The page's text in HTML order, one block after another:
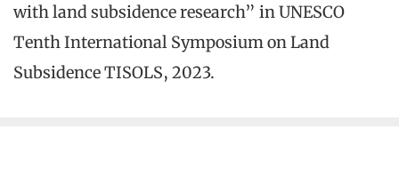
with land subsidence research” in UNESCO
Tenth International Symposium on Land
Subsidence TISOLS, 2023.